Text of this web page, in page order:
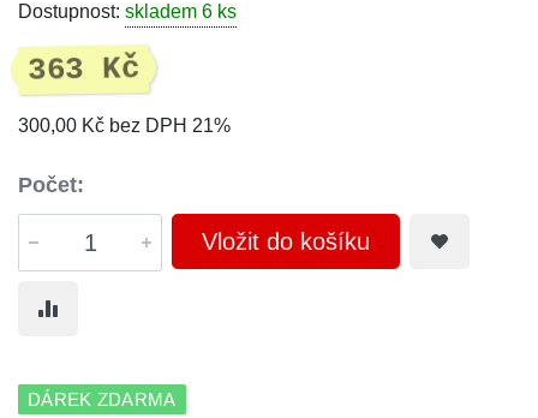
Dostupnost: skladem 6 ks
363 Kč
300,00 Kč bez DPH 21%
Počet:
Vložit do košíku
DÁREK ZDARMA